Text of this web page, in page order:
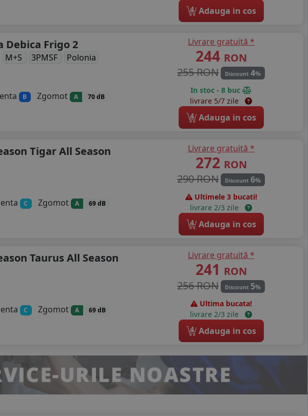
4 Adauga in cos
Debica Frigo 2
M+S 3PMSF
Polonia
B Zgomot A 70 dB
Livrare gratuită *
244 RON
255 RON
Discount4%
In stoc - 8 buc
livrare 5/7 zile
4 Adauga in cos
Tigar All Season
C Zgomot A 69 dB
Livrare gratuită *
272 RON
290 RON
Discount6%
Ultimele 3 bucati!
livrare 2/3 zile
4 Adauga in cos
Taurus All Season
C Zgomot A 69 dB
Livrare gratuită *
241 RON
256 RON
Discount 5%
Ultima bucata!
livrare 2/3 zile
4 Adauga in cos